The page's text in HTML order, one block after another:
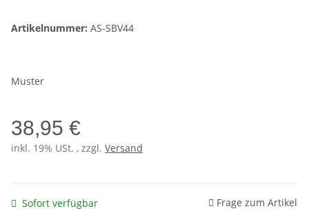
Artikelnummer: AS-SBV44
Muster
38,95 €
inkl. 19% USt. , zzgl. Versand
Sofort verfügbar Frage zum Artikel